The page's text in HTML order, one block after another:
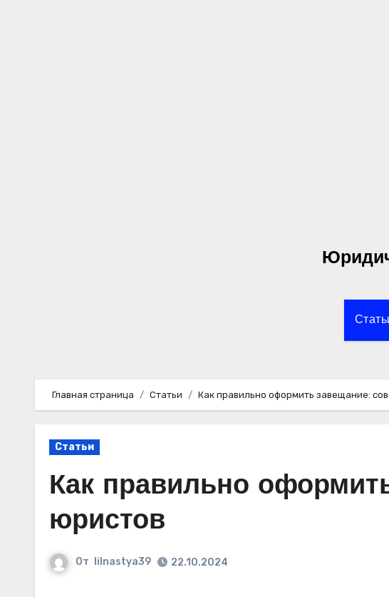
Главная страница Статьи Как правильно оформить завещание:
Статьи
Как правильно
юристов
От lilnastya39 22.10.2024